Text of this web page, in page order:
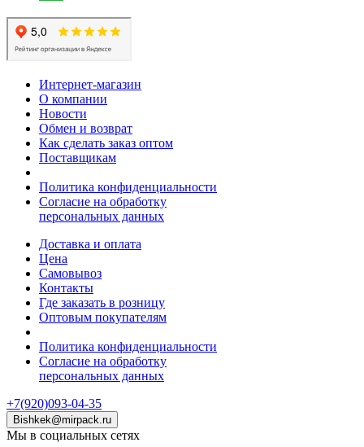
Интернет-магазин
О компании
Новости
Обмен и возврат
Как сделать заказ оптом
Поставщикам
Политика конфиденциальности
Согласие на обработку
персональных данных
Доставка и оплата
Цена
Самовывоз
Контакты
Где заказать в розницу
Оптовым покупателям
Политика конфиденциальности
Согласие на обработку
персональных данных
+7(920)093-04-35
Bishkek@mirpack.ru
Мы в социальных сетях